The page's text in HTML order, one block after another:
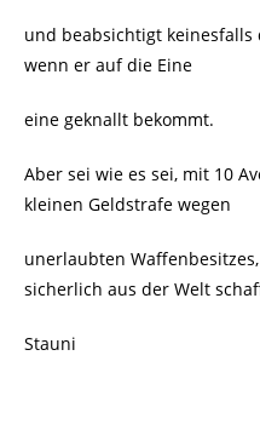
und beabsichtigt
wenn er auf die Eine
eine geknallt bekommt.
Aber sei wie es sei, mit 10
kleinen Geldstrafe wegen
unerlaubten
sicherlich aus der Welt
Stauni